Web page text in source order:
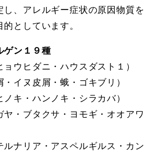
し、アレルギー症状の原因物質を
としています。
ゲン１９種
ョウヒダニ・ハウスダスト１）
・イヌ皮屑・蛾・ゴキブリ）
キ・ハンノキ・シラカバ）
ヤ・ブタクサ・ヨモギ・オオアワ
ルナリア・アスペルギルス・カン